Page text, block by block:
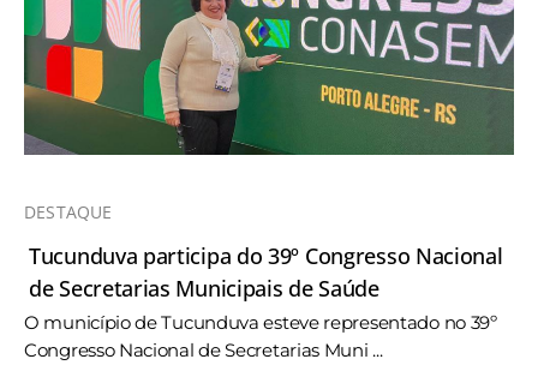
DESTAQUE
Tucunduva participa do 39º Congresso Nacional
de Secretarias Municipais de Saúde
O município de Tucunduva esteve representado no 39º
Congresso Nacional de Secretarias Muni ...